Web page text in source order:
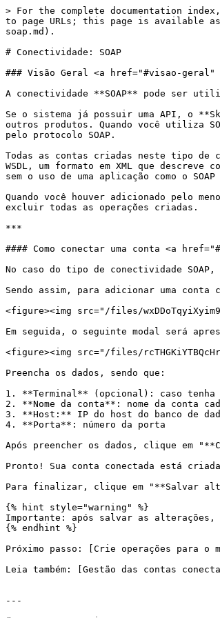
> For the complete documentation
to page URLs; this page is available as
soap.md).
# Conectividade: SOAP
### Visão Geral <a href="#visao-
A conectividade **SOAP** pode ser
Se o sistema já possuir uma API, o
outros produtos. Quando você utiliza
pelo protocolo SOAP.
Todas as contas criadas neste tipo de
WSDL, um formato em XML que
sem o uso de uma aplicação como o SOAP
Quando você houver adicionado pelo
excluir todas as operações criadas.
***
#### Como conectar uma conta <a
No caso do tipo de conectividade
Sendo assim, para adicionar uma
<figure><img src="/files/
Em seguida, o seguinte modal será
<figure><img src="/files/
Preencha os dados, sendo que:
1. **Terminal** (opcional): caso tenha
2. **Nome da conta**: nome da conta
3. **Host:** IP do host do banco de
4. **Porta**: número da porta
Após preencher os dados, clique em
Pronto! Sua conta conectada está
Para finalizar, clique em "**Salvar
{% hint style="warning" %}
Importante: após salvar as
{% endhint %}
Próximo passo: [Crie operações para o
Leia também: [Gestão das contas
---